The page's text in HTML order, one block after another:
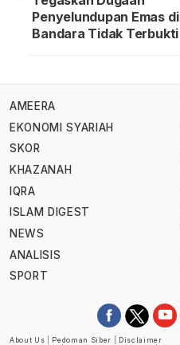
Penyelundupan Emas di
Bandara Tidak Terbukti
AMEERA
EKONOMI SYARIAH
SKOR
KHAZANAH
IQRA
ISLAM DIGEST
NEWS
ANALISIS
SPORT
About Us Pedoman Siber Disclaimer